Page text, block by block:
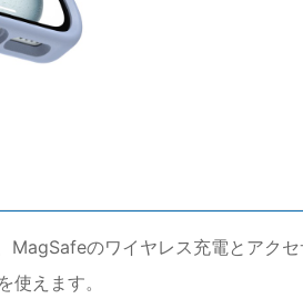
のワイヤレス充電とアク
えます。